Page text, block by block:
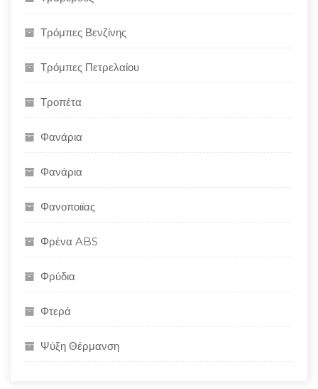
Τρόμπες Βενζίνης
Τρόμπες Πετρελαίου
Τροπέτα
Φανάρια
Φανάρια
Φανοποιϊας
Φρένα ABS
Φρύδια
Φτερά
Ψύξη Θέρμανση